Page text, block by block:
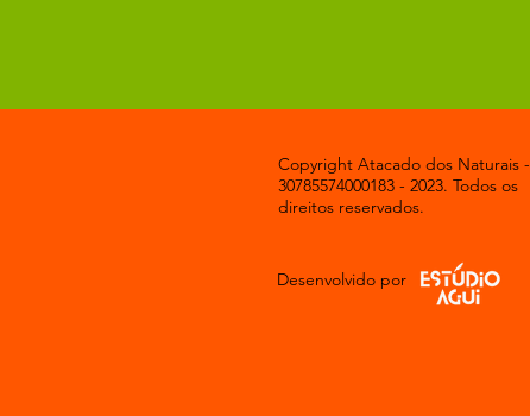
Copyright Atacado dos Naturais -
30785574000183 - 2023. Todos os
direitos reservados.
Desenvolvido por